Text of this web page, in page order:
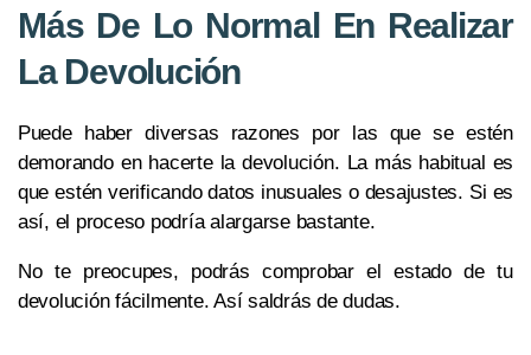
Más De Lo Normal En Realizar
La Devolución
Puede haber diversas razones por las que se estén
demorando en hacerte la devolución. La más habitual es
que estén verificando datos inusuales o desajustes. Si es
así, el proceso podría alargarse bastante.
No te preocupes, podrás comprobar el estado de tu
devolución fácilmente. Así saldrás de dudas.